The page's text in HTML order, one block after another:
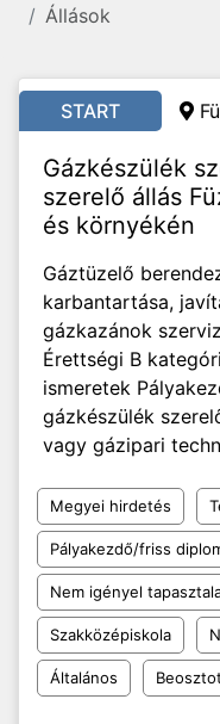
Állások
START
Gázkészülék
szerelő állás
és környékén
Gáztüzelő
karbantartása,
gázkazánok
Érettségi B
ismeretek
gázkészülék
vagy gázipari
Megyei hirdetés
Pályakezdő/friss
Nem igényel
Szakközépiskola
Általános